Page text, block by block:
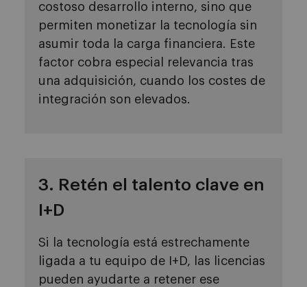
costoso desarrollo interno, sino que
permiten monetizar la tecnología sin
asumir toda la carga financiera. Este
factor cobra especial relevancia tras
una adquisición, cuando los costes de
integración son elevados.
3. Retén el talento clave en
I+D
Si la tecnología está estrechamente
ligada a tu equipo de I+D, las licencias
pueden ayudarte a retener ese